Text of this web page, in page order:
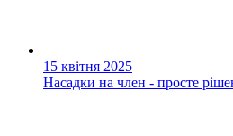
15 квітня 2025
Насадки на член - просте